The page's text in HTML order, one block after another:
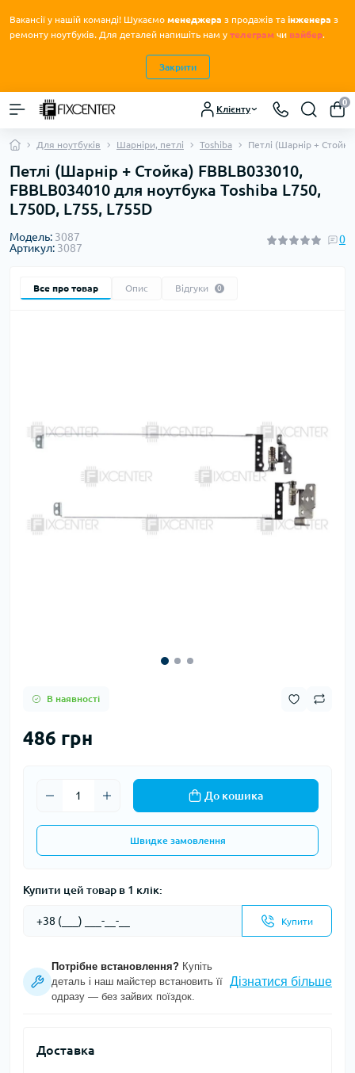
Вакансії у нашій команді! Шукаємо менеджера з продажів та інженера з
ремонту ноутбуків. Для деталей напишіть нам у телеграм чи вайбер.
Закрити
Клієнту
0
Для ноутбуків Шарніри, петлі Toshiba Петлі (Шарнір +
Петлі (Шарнір + Стойка) FBBLB033010,
FBBLB034010 для ноутбука Toshiba L750,
L750D, L755, L755D
Модель: 3087
Артикул: 3087
0
Все про товар Опис Відгуки 0
В наявності
486 грн
До кошика
Швидке замовлення
Купити цей товар в 1 клік:
Купити
Потрібне встановлення? Купіть
деталь і наш майстер встановить її
одразу — без зайвих поїздок.
Дізнатися більше
Доставка